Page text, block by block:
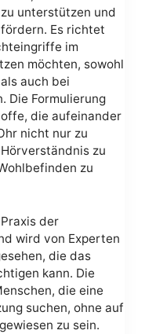
unterstützen und
Es richtet
im
möchten, sowohl
auch bei
Die Formulierung
die aufeinander
nicht nur zu
zu
zu
der
wird von Experten
die das
kann. Die
die eine
suchen, ohne auf
zu sein.